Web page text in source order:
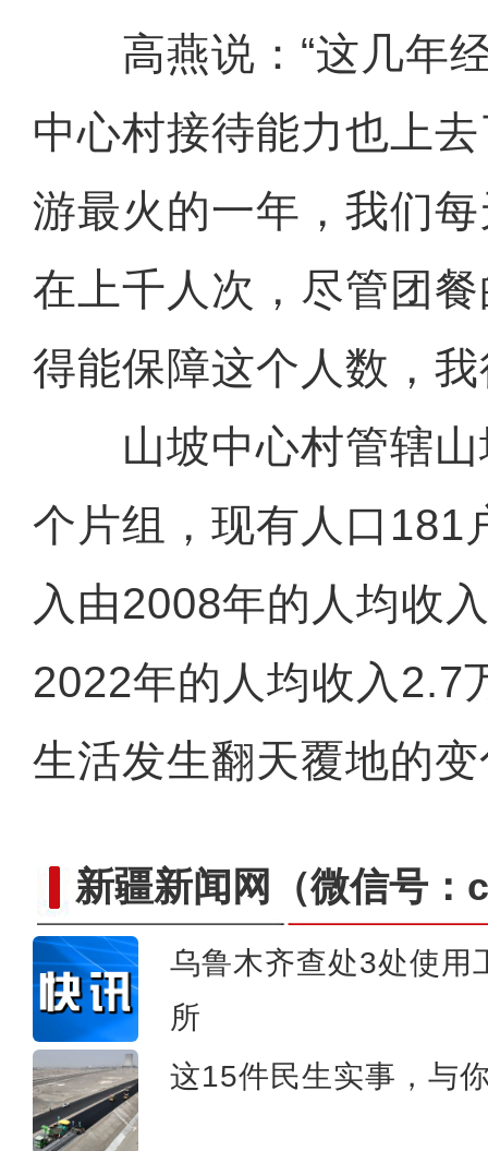
高燕说：“这几年经
中心村接待能力也上
游最火的一年，我们
在上千人次，尽管团
得能保障这个人数，
山坡中心村管辖山
个片组，现有人口181
入由2008年的人均收
2022年的人均收入2.7
生活发生翻天覆地的
新疆新闻网 （微信号
乌鲁木齐查处3处使用
所
这15件民生实事，与
阿克苏好地方·旅游篇——